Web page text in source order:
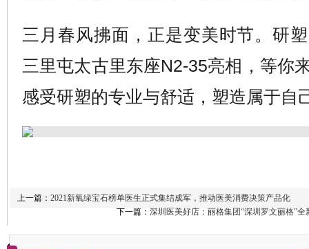
三月春风拂面，正是变美时节。研
三里屯太古里东座N2-35亮相，等你
感受研塑的专业与舒适，塑造属于自
上一篇： 2021新氧绿宝石榜单医生正式集结成军，推动医美消费决策产品化
下一篇： 深圳医美好店：丽格集团“深圳罗文丽格”